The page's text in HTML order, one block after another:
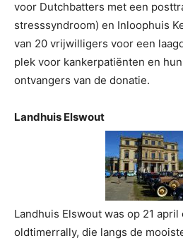
voor Dutchbatters met een
stresssyndroom) en Inloophuis
van 20 vrijwilligers voor een
plek voor kankerpatiënten en
ontvangers van de donatie.
Landhuis Elswout
Landhuis Elswout was op 21
oldtimerrally, die langs de